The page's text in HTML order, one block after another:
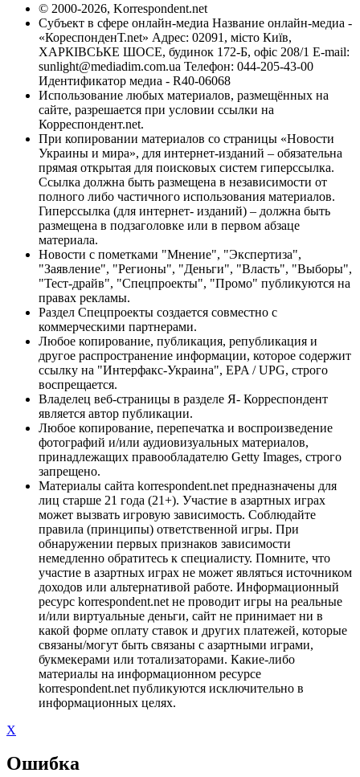
© 2000-2026, Korrespondent.net
Субъект в сфере онлайн-медиа Название онлайн-медиа -
«КореспонденТ.net» Адрес: 02091, місто Київ,
ХАРКІВСЬКЕ ШОСЕ, будинок 172-Б, офіс 208/1 E-mail:
sunlight@mediadim.com.ua Телефон: 044-205-43-00
Идентификатор медиа - R40-06068
Использование любых материалов, размещённых на
сайте, разрешается при условии ссылки на
Корреспондент.net.
При копировании материалов со страницы «Новости
Украины и мира», для интернет-изданий – обязательна
прямая открытая для поисковых систем гиперссылка.
Ссылка должна быть размещена в независимости от
полного либо частичного использования материалов.
Гиперссылка (для интернет- изданий) – должна быть
размещена в подзаголовке или в первом абзаце
материала.
Новости с пометками "Мнение", "Экспертиза",
"Заявление", "Регионы", "Деньги", "Власть", "Выборы",
"Тест-драйв", "Спецпроекты", "Промо" публикуются на
правах рекламы.
Раздел Спецпроекты создается совместно с
коммерческими партнерами.
Любое копирование, публикация, републикация и
другое распространение информации, которое содержит
ссылку на "Интерфакс-Украина", EPA / UPG, строго
воспрещается.
Владелец веб-страницы в разделе Я- Корреспондент
является автор публикации.
Любое копирование, перепечатка и воспроизведение
фотографий и/или аудиовизуальных материалов,
принадлежащих правообладателю Getty Images, строго
запрещено.
Материалы сайта korrespondent.net предназначены для
лиц старше 21 года (21+). Участие в азартных играх
может вызвать игровую зависимость. Соблюдайте
правила (принципы) ответственной игры. При
обнаружении первых признаков зависимости
немедленно обратитесь к специалисту. Помните, что
участие в азартных играх не может являться источником
доходов или альтернативой работе. Информационный
ресурс korrespondent.net не проводит игры на реальные
и/или виртуальные деньги, сайт не принимает ни в
какой форме оплату ставок и других платежей, которые
связаны/могут быть связаны с азартными играми,
букмекерами или тотализаторами. Какие-либо
материалы на информационном ресурсе
korrespondent.net публикуются исключительно в
информационных целях.
X
Ошибка